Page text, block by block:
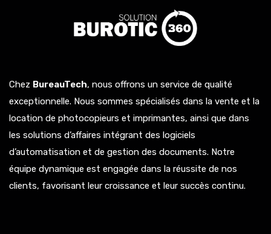
Chez BureauTech, nous offrons un service de qualité
exceptionnelle. Nous sommes spécialisés dans la vente et la
location de photocopieurs et imprimantes, ainsi que dans
les solutions d’affaires intégrant des logiciels
d’automatisation et de gestion des documents. Notre
équipe dynamique est engagée dans la réussite de nos
clients, favorisant leur croissance et leur succès continu.